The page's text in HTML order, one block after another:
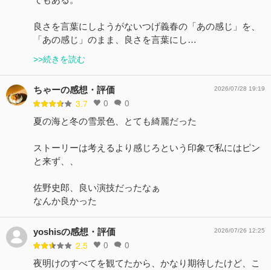
良さを言葉にしようがないつげ義春の「あの感じ」を、
「あの感じ」のまま、良さを言葉にし…
>>続きを読む
ちゃーの感想・評価
3.7 0 0
2026/07/28 19:19
夏の海と冬の雪景色、とても綺麗だった
ストーリーは考えるより感じろという印象で私にはピン
と来ず、、
佐野史郎、良い演技だったなぁ
なんか良かった
yoshisの感想・評価
2.5 0 0
2026/07/26 12:25
夜明けのすべてを観てたから、かなり期待したけど、こ